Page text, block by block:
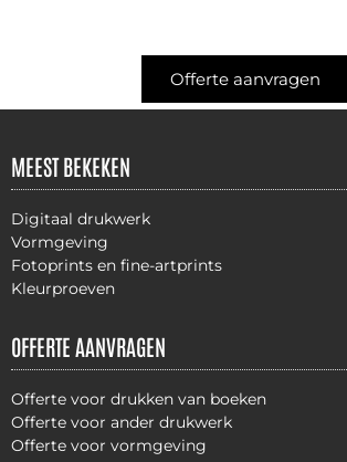
Offerte aanvragen
MEEST BEKEKEN
Digitaal drukwerk
Vormgeving
Fotoprints en fine-artprints
Kleurproeven
OFFERTE AANVRAGEN
Offerte voor drukken van boeken
Offerte voor ander drukwerk
Offerte voor vormgeving